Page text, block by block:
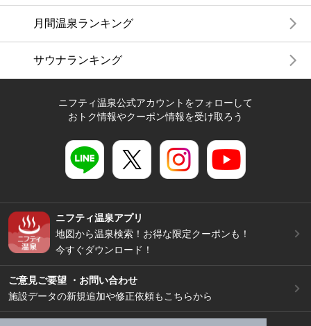
月間温泉ランキング
サウナランキング
ニフティ温泉公式アカウントをフォローして
おトク情報やクーポン情報を受け取ろう
ニフティ温泉アプリ
地図から温泉検索！お得な限定クーポンも！
今すぐダウンロード！
ご意見ご要望 ・お問い合わせ
施設データの新規追加や修正依頼もこちらから